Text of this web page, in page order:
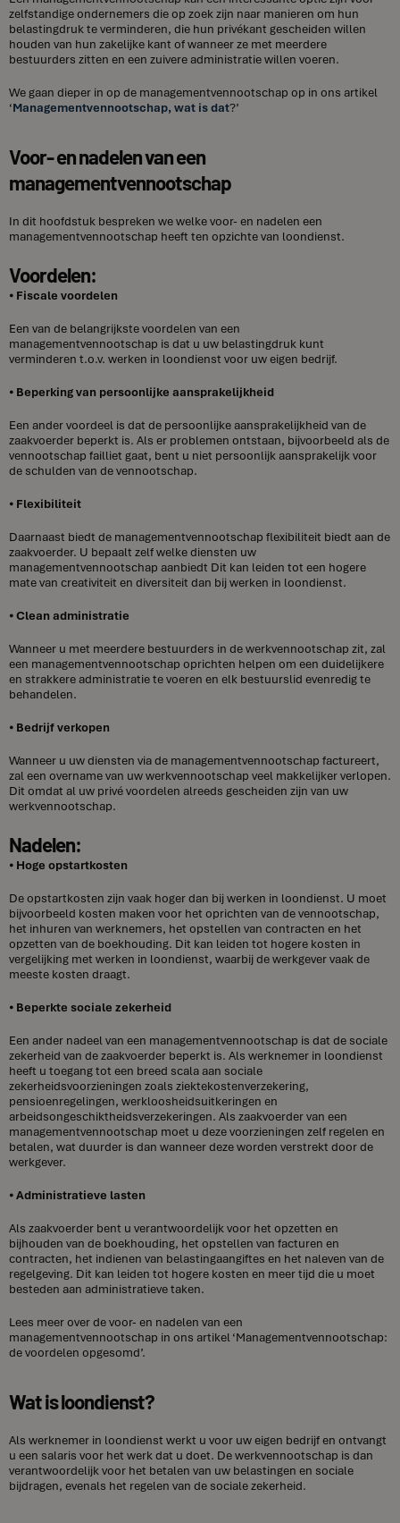
zelfstandige ondernemers die op zoek zijn naar manieren om hun
belastingdruk te verminderen, die hun privékant gescheiden willen
houden van hun zakelijke kant of wanneer ze met meerdere
bestuurders zitten en een zuivere administratie willen voeren.
We gaan dieper in op de managementvennootschap op in ons artikel
‘Managementvennootschap, wat is dat?’
Voor- en nadelen van een
managementvennootschap
In dit hoofdstuk bespreken we welke voor- en nadelen een
managementvennootschap heeft ten opzichte van loondienst.
Voordelen:
⦁ Fiscale voordelen
Een van de belangrijkste voordelen van een
managementvennootschap is dat u uw belastingdruk kunt
verminderen t.o.v. werken in loondienst voor uw eigen bedrijf.
⦁ Beperking van persoonlijke aansprakelijkheid
Een ander voordeel is dat de persoonlijke aansprakelijkheid van de
zaakvoerder beperkt is. Als er problemen ontstaan, bijvoorbeeld als de
vennootschap failliet gaat, bent u niet persoonlijk aansprakelijk voor
de schulden van de vennootschap.
⦁ Flexibiliteit
Daarnaast biedt de managementvennootschap flexibiliteit biedt aan de
zaakvoerder. U bepaalt zelf welke diensten uw
managementvennootschap aanbiedt Dit kan leiden tot een hogere
mate van creativiteit en diversiteit dan bij werken in loondienst.
⦁Clean administratie
Wanneer u met meerdere bestuurders in de werkvennootschap zit, zal
een managementvennootschap oprichten helpen om een duidelijkere
en strakkere administratie te voeren en elk bestuurslid evenredig te
behandelen.
⦁ Bedrijf verkopen
Wanneer u uw diensten via de managementvennootschap factureert,
zal een overname van uw werkvennootschap veel makkelijker verlopen.
Dit omdat al uw privé voordelen alreeds gescheiden zijn van uw
werkvennootschap.
Nadelen:
⦁ Hoge opstartkosten
De opstartkosten zijn vaak hoger dan bij werken in loondienst. U moet
bijvoorbeeld kosten maken voor het oprichten van de vennootschap,
het inhuren van werknemers, het opstellen van contracten en het
opzetten van de boekhouding. Dit kan leiden tot hogere kosten in
vergelijking met werken in loondienst, waarbij de werkgever vaak de
meeste kosten draagt.
⦁ Beperkte sociale zekerheid
Een ander nadeel van een managementvennootschap is dat de sociale
zekerheid van de zaakvoerder beperkt is. Als werknemer in loondienst
heeft u toegang tot een breed scala aan sociale
zekerheidsvoorzieningen zoals ziektekostenverzekering,
pensioenregelingen, werkloosheidsuitkeringen en
arbeidsongeschiktheidsverzekeringen. Als zaakvoerder van een
managementvennootschap moet u deze voorzieningen zelf regelen en
betalen, wat duurder is dan wanneer deze worden verstrekt door de
werkgever.
⦁Administratieve lasten
Als zaakvoerder bent u verantwoordelijk voor het opzetten en
bijhouden van de boekhouding, het opstellen van facturen en
contracten, het indienen van belastingaangiftes en het naleven van de
regelgeving. Dit kan leiden tot hogere kosten en meer tijd die u moet
besteden aan administratieve taken.
Lees meer over de voor- en nadelen van een
managementvennootschap in ons artikel ‘Managementvennootschap:
de voordelen opgesomd’.
Wat is loondienst?
Als werknemer in loondienst werkt u voor uw eigen bedrijf en ontvangt
u een salaris voor het werk dat u doet. De werkvennootschap is dan
verantwoordelijk voor het betalen van uw belastingen en sociale
bijdragen, evenals het regelen van de sociale zekerheid.